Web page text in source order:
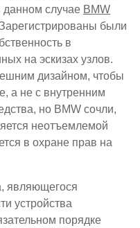
данном случае BMW
были
в
на эскизах узлов.
дизайном, чтобы
а не с внутренним
но BMW сочли,
неотъемлемой
в охране прав на
являющегося
устройства
порядке